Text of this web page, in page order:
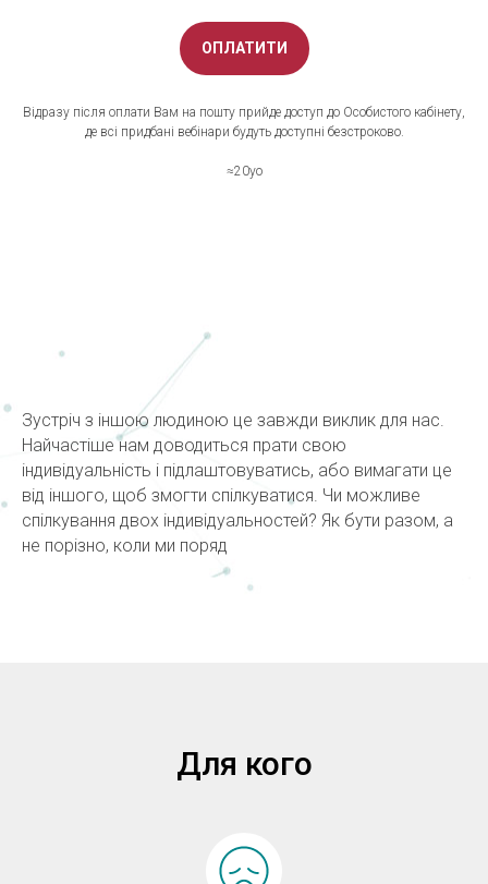
ОПЛАТИТИ
Відразу після оплати Вам на пошту прийде доступ до Особистого кабінету,
де всі придбані вебінари будуть доступні безстроково.
≈20уo
Зустріч з іншою людиною це завжди виклик для нас.
Найчастіше нам доводиться прати свою
індивідуальність і підлаштовуватись, або вимагати це
від іншого, щоб змогти спілкуватися. Чи можливе
спілкування двох індивідуальностей? Як бути разом, а
не порізно, коли ми поряд
Для кого